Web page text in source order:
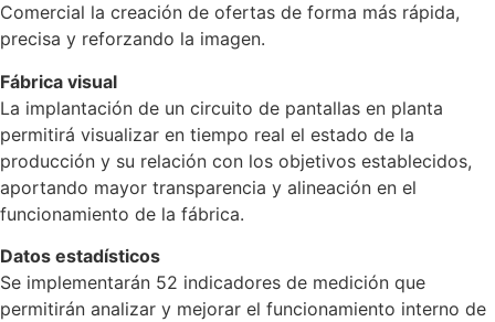
Comercial la creación de ofertas de forma más rápida,
precisa y reforzando la imagen.
Fábrica visual
La implantación de un circuito de pantallas en planta
permitirá visualizar en tiempo real el estado de la
producción y su relación con los objetivos establecidos,
aportando mayor transparencia y alineación en el
funcionamiento de la fábrica.
Datos estadísticos
Se implementarán 52 indicadores de medición que
permitirán analizar y mejorar el funcionamiento interno de